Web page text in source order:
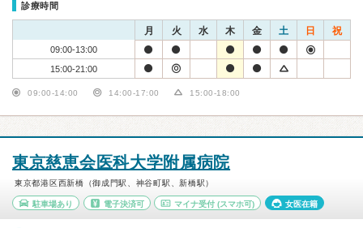
診療時間
月 火 水 木 金 土 日 祝
09:00-13:00
15:00-21:00
09:00-14:00 14:00-17:00 15:00-18:00
東京慈恵会医科大学附属病院
東京都港区西新橋（御成門駅、神谷町駅、新橋駅）
駐車場あり 電子決済可 マイナ受付 (スマホ可) 女医在籍